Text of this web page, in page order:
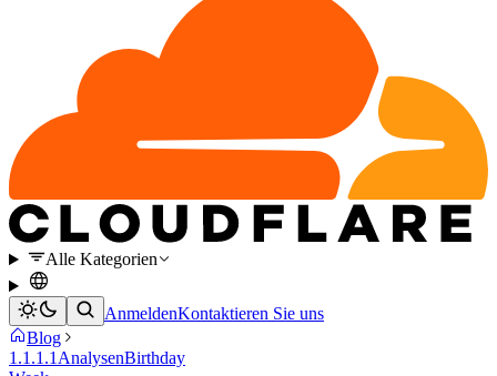
Alle Kategorien
AnmeldenKontaktieren Sie uns
Blog
1.1.1.1 AnalysenBirthday